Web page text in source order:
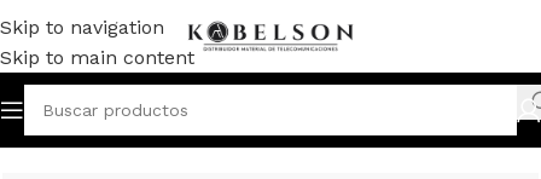
Skip to navigation
Skip to main content
TRANSMODULACIÓN FUENTES / ACCESORIOS